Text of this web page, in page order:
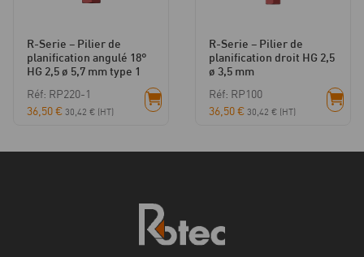
R-Serie – Pilier de
planification angulé 18°
HG 2,5 ø 5,7 mm type 1
Réf: RP220-1
36,50€ 30,42 € (HT)
R-Serie – Pilier de
planification droit HG 2,5
ø 3,5 mm
Réf: RP100
36,50€ 30,42 € (HT)